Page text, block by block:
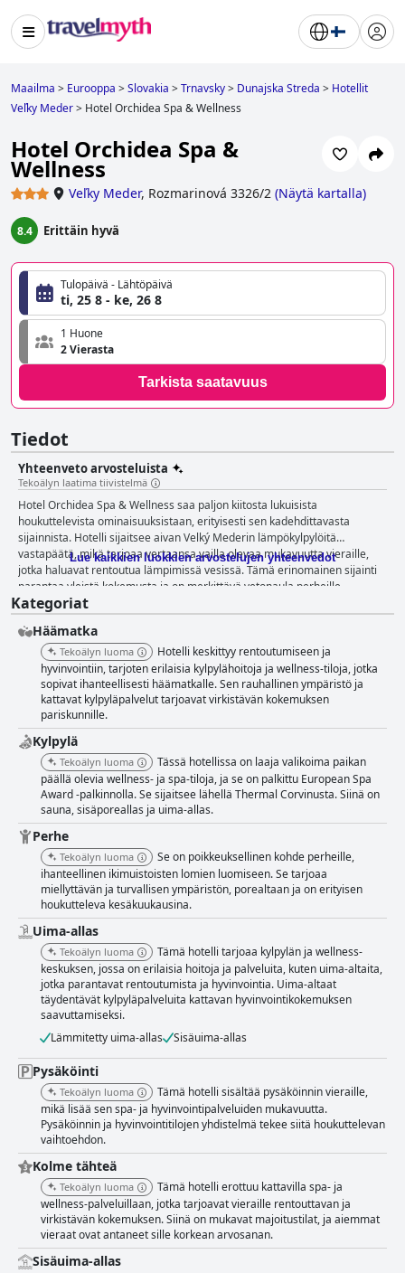
Maailma > Eurooppa >Slovakia >Trnavsky> Dunajska Streda > Hotellit
Veľky Meder> Hotel Orchidea Spa & Wellness
Hotel Orchidea Spa &
Wellness
Veľky Meder, Rozmarinová 3326/2 (Näytä kartalla)
8.4 Erittäin hyvä
Tulopäivä - Lähtöpäivä
ti, 25 8 - ke, 26 8
1 Huone
2 Vierasta
Tarkista saatavuus
Tiedot
Yhteenveto arvosteluista
Tekoälyn laatima tiivistelmä
Hotel Orchidea Spa & Wellness saa paljon kiitosta lukuisista
houkuttelevista ominaisuuksistaan, erityisesti sen kadehdittavasta
sijainnista. Hotelli sijaitsee aivan Velký Mederin lämpökylpylöitä
vastapäätä, mikä tarjoaa vertaansa vailla olevaa mukavuutta vieraille,
jotka haluavat rentoutua lämpimissä vesissä. Tämä erinomainen sijainti
parantaa yleistä kokemusta ja on merkittävä vetonaula perheille,
erityisesti kesävierailujen aikana. Kauniin ympäristön ja lämpökylpylöiden
läheisyyden yhdistelmä ylittää jatkuvasti vieraiden odotukset. Hotellin
aamiaisvalikoima saa laajaa kiitosta erinomaisesta laadustaan ja
rikkaasta valikoimastaan, joka sisältää laajan valikoiman jokaiseen
makuun. Tämä korkea taso heijastuu illalliskokemukseen, ja vieraat
ylistävät usein herkullisia ja hyvin valmistettuja aterioita, vaikka jotkut
ovat huomauttaneet parannettavaa olevan valikoimassa ja lämpötilan
tasaisuudessa. Siisteys on erinomainen piirre Hotel Orchidea Spa &
Wellnessssa, ja huoneet kuvataan viihtyisiksi, hyvin varustelluiksi ja
korkeatasoisesti ylläpidetyiksi. Myös henkilökunta edistää merkittävästi
positiivisia arvosteluja, ja heitä pidetään jatkuvasti ystävällisinä,
ammattitaitoisina ja avuliaina, mikä takaa vieraanvaraisen ja tukevan
ympäristön. Wellness-tilat, kuten erinomainen kylpylä ja hyvin hoidetut
saunat, ovat toinen kohokohta, jotka tarjoavat laadukkaita
hierontapalveluita ja rentouttavan tunnelman, vaikka jotkut vieraat
toivoisivatkin, että nämä mukavuudet sisältyisivät majoituksen hintaan.
Lämpöallas on arvostettu sen mahdollisten rentouttavien hyötyjen vuoksi,
mutta lisämaksuista ja veden lämpötilasta on esitetty huolenaiheita.
Vieraat arvostavat myös ilmaisen, turvatun pysäköinnin mukavuutta ja
yleistä sopivuutta perheille, mikä tekee siitä ihanteellisen valinnan
perhelomille. Sängyt ovat yleensä riittävät, tarjoten hyvät yöunet
huolimatta joistakin huomautuksista niiden korkeudesta ja
kokoonpanosta. Kolmen tähden hotelliksi Hotel Orchidea Spa & Wellness
ylittää odotukset tarjoamalla erinomaista vastinetta rahalle ja palvelua,
joka tuntuu usein ylellisemmältä. Vaikka joitain parannettavia asioita on,
kuten wellness-palveluiden saatavuuden johdonmukaisuus ja selkeys
rentouttavan loman.
Lue kaikkien luokkien arvostelujen yhteenvedot
Kategoriat
Häämatka
Tekoälyn luoma
Hotelli keskittyy rentoutumiseen ja
hyvinvointiin, tarjoten erilaisia ​​kylpylähoitoja ja wellness-tiloja, jotka
sopivat ihanteellisesti häämatkalle. Sen rauhallinen ympäristö ja
kattavat kylpyläpalvelut tarjoavat virkistävän kokemuksen
pariskunnille.
Kylpylä
Tekoälyn luoma
Tässä hotellissa on laaja valikoima paikan
päällä olevia wellness- ja spa-tiloja, ja se on palkittu European Spa
Award -palkinnolla. Se sijaitsee lähellä Thermal Corvinusta. Siinä on
sauna, sisäporeallas ja uima-allas.
Perhe
Tekoälyn luoma
Se on poikkeuksellinen kohde perheille,
ihanteellinen ikimuistoisten lomien luomiseen. Se tarjoaa
miellyttävän ja turvallisen ympäristön, porealtaan ja on erityisen
houkutteleva kesäkuukausina.
Uima-allas
Tekoälyn luoma
Tämä hotelli tarjoaa kylpylän ja wellness-
keskuksen, jossa on erilaisia hoitoja ja palveluita, kuten uima-altaita,
jotka parantavat rentoutumista ja hyvinvointia. Uima-altaat
täydentävät kylpyläpalveluita kattavan hyvinvointikokemuksen
saavuttamiseksi.
Lämmitetty uima-allas
Sisäuima-allas
Pysäköinti
Tekoälyn luoma
Tämä hotelli sisältää pysäköinnin vieraille,
mikä lisää sen spa- ja hyvinvointipalveluiden mukavuutta.
Pysäköinnin ja hyvinvointitilojen yhdistelmä tekee siitä houkuttelevan
vaihtoehdon.
Kolme tähteä
Tekoälyn luoma
Tämä hotelli erottuu kattavilla spa- ja
wellness-palveluillaan, jotka tarjoavat vieraille rentouttavan ja
virkistävän kokemuksen. Siinä on mukavat majoitustilat, ja aiemmat
vieraat ovat antaneet sille korkean arvosanan.
Sisäuima-allas